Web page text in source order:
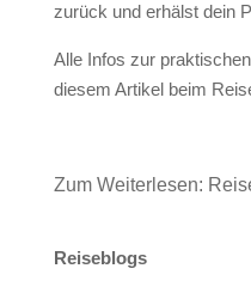
zurück und erhälst dein
Alle Infos zur praktischen
diesem Artikel beim
Zum Weiterlesen:
Reiseblogs